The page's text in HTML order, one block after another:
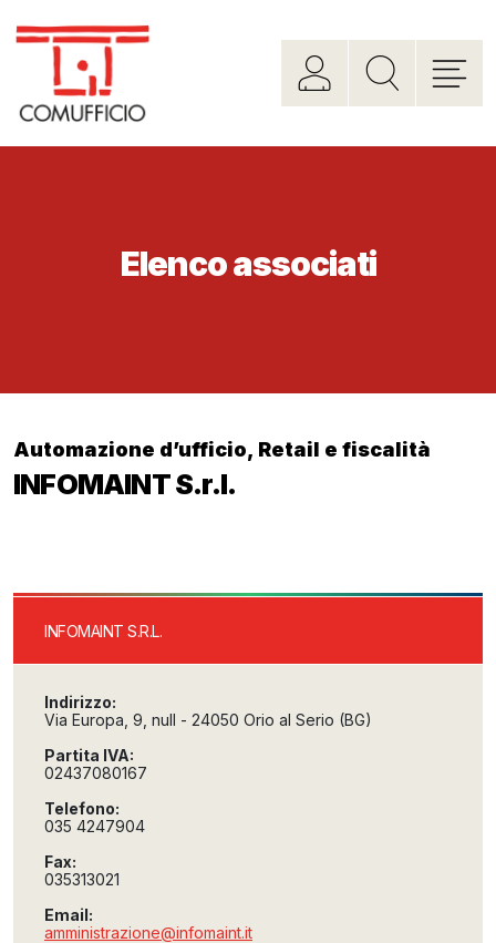
Elenco associati
Automazione d’ufficio, Retail e fiscalità
INFOMAINT S.r.l.
INFOMAINT S.R.L.
Indirizzo:
Via Europa, 9, null - 24050 Orio al Serio (BG)
Partita IVA:
02437080167
Telefono:
035 4247904
Fax:
035313021
Email:
amministrazione@infomaint.it